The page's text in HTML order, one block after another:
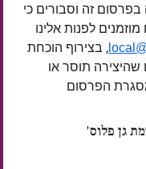
זה וסבורים כי
לפנות אלינו
, בצירוף הוכחת
תוסר או
הפרסום
גן פלוס'